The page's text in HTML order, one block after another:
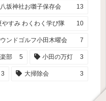
八坂神社お囃子保存会 13
やすみ わくわく学び隊 10
ンドゴルフ小田木曜会 7
部 5 小田の万灯 3
3 大掃除会 3